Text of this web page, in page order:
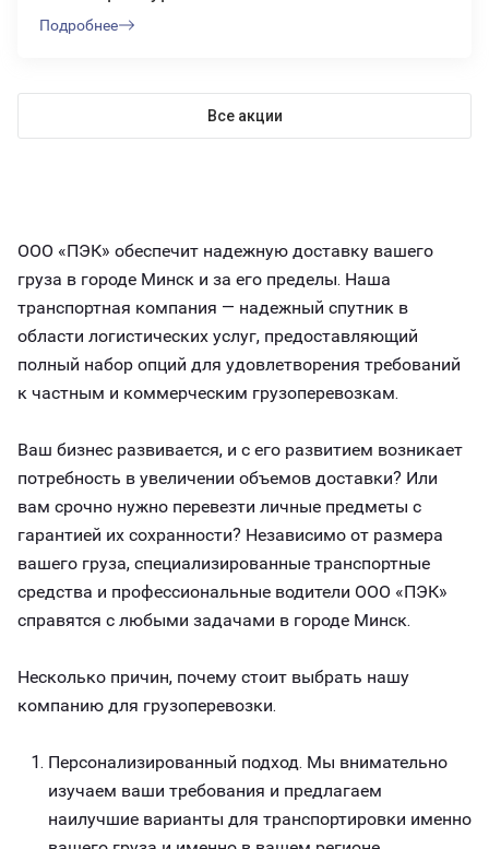
Подробнее
Все акции
ООО «ПЭК» обеспечит надежную доставку вашего
груза в городе Минск и за его пределы. Наша
транспортная компания — надежный спутник в
области логистических услуг, предоставляющий
полный набор опций для удовлетворения требований
к частным и коммерческим грузоперевозкам.
Ваш бизнес развивается, и с его развитием возникает
потребность в увеличении объемов доставки? Или
вам срочно нужно перевезти личные предметы с
гарантией их сохранности? Независимо от размера
вашего груза, специализированные транспортные
средства и профессиональные водители ООО «ПЭК»
справятся с любыми задачами в городе Минск.
Несколько причин, почему стоит выбрать нашу
компанию для грузоперевозки.
Персонализированный подход. Мы внимательно
изучаем ваши требования и предлагаем
наилучшие варианты для транспортировки именно